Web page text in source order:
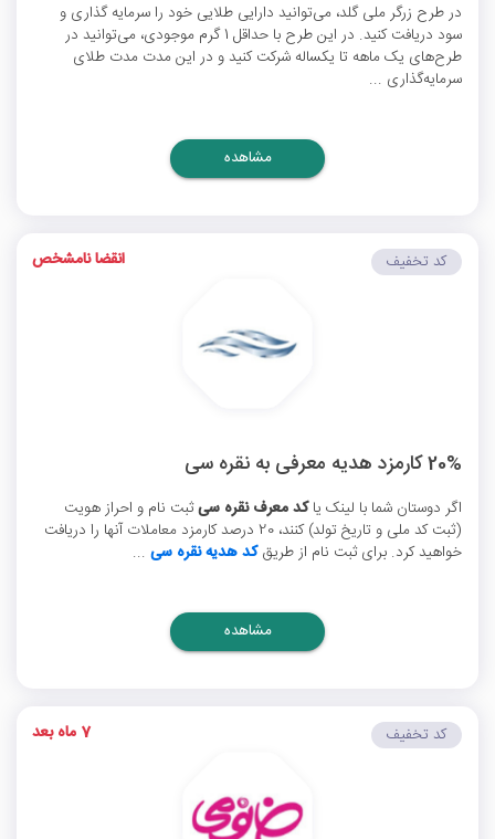
در طرح زرگر ملی گلد، می‌توانید دارایی طلایی خود را سرمایه گذاری و
سود دریافت کنید. در این طرح با حداقل 1 گرم موجودی، می‌توانید در
طرح‌های یک ماهه تا یکساله شرکت کنید و در این مدت مدت طلای
سرمایه‌گذاری ...
مشاهده
20% کارمزد هدیه معرفی به نقره سی
اگر دوستان شما با لینک یاکد معرف نقره سیثبت نام و احراز هویت
(ثبت کد ملی و تاریخ تولد) کنند، 20 درصد کارمزد معاملات آنها را دریافت
خواهید کرد. برای ثبت نام از طریقکد هدیه نقره سی ...
کد تخفیف انقضا نامشخص
مشاهده
کد تخفیف 7 ماه بعد